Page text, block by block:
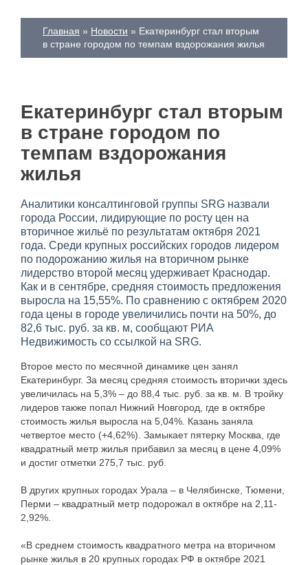
Главная Новости
Екатеринбург стал вторым
в стране городом по темпам вздорожания жилья
Екатеринбург стал вторым
в стране городом по
темпам вздорожания
жилья
Аналитики консалтинговой группы SRG назвали
города России, лидирующие по росту цен на
вторичное жильё по результатам октября 2021
года. Среди крупных российских городов лидером
по подорожанию жилья на вторичном рынке
лидерство второй месяц удерживает Краснодар.
Как и в сентябре, средняя стоимость предложения
выросла на 15,55%. По сравнению с октябрем 2020
года цены в городе увеличились почти на 50%, до
82,6 тыс. руб. за кв. м, сообщают РИА
Недвижимость со ссылкой на SRG.
Второе место по месячной динамике цен занял
Екатеринбург. За месяц средняя стоимость вторички здесь
увеличилась на 5,3% – до 88,4 тыс. руб. за кв. м. В тройку
лидеров также попал Нижний Новгород, где в октябре
стоимость жилья выросла на 5,04%. Казань заняла
четвертое место (+4,62%). Замыкает пятерку Москва, где
квадратный метр жилья прибавил за месяц в цене 4,09%
и достиг отметки 275,7 тыс. руб.
В других крупных городах Урала – в Челябинске, Тюмени,
Перми – квадратный метр подорожал в октябре на 2,11-
2,92%.
«В среднем стоимость квадратного метра на вторичном
рынке жилья в 20 крупных городах РФ в октябре 2021